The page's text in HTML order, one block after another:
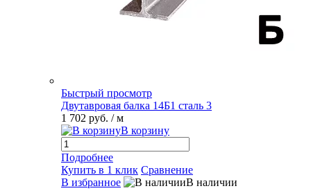
Быстрый просмотр
Двутавровая балка 14Б1 сталь 3
1 702 руб. / м
В корзину
Подробнее
Купить в 1 клик Сравнение
В избранное
В наличии